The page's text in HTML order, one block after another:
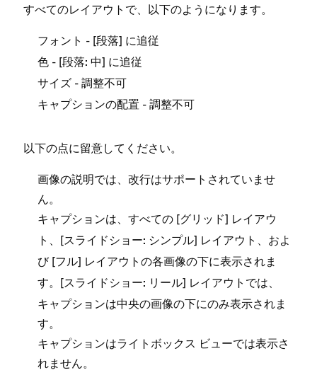
すべてのレイアウトで⁠、以下のようになります⁠。
フ⁠ォント - [⁠段落⁠] に追従
色 - [⁠段落⁠: 中⁠] に追従
サイズ - 調整不可
キ⁠ャプシ⁠ョンの配置 - 調整不可
以下の点に留意してください⁠。
画像の説明では⁠、改行はサポ⁠ートされていませ
ん⁠。
キ⁠ャプシ⁠ョンは⁠、すべての [⁠グリ⁠ッド⁠] レイアウ
ト⁠、[⁠スライドシ⁠ョ⁠ー⁠: シンプル⁠] レイアウト⁠、およ
び [⁠フル⁠] レイアウトの各画像の下に表示されま
す⁠。[⁠スライドシ⁠ョ⁠ー⁠: リ⁠ール⁠] レイアウトでは⁠、
キ⁠ャプシ⁠ョンは中央の画像の下にのみ表示されま
す⁠。
キ⁠ャプシ⁠ョンはライトボ⁠ックス ビ⁠ュ⁠ーでは表示さ
れません⁠。